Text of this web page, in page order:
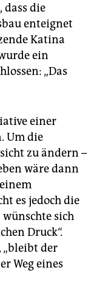
dass die
enteignet
Katina
ein
„Das
einer
Um die
zu ändern –
wäre dann
es jedoch die
sich
Druck“.
„bleibt der
Weg eines